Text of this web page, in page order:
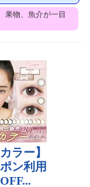
果物、魚介が一目